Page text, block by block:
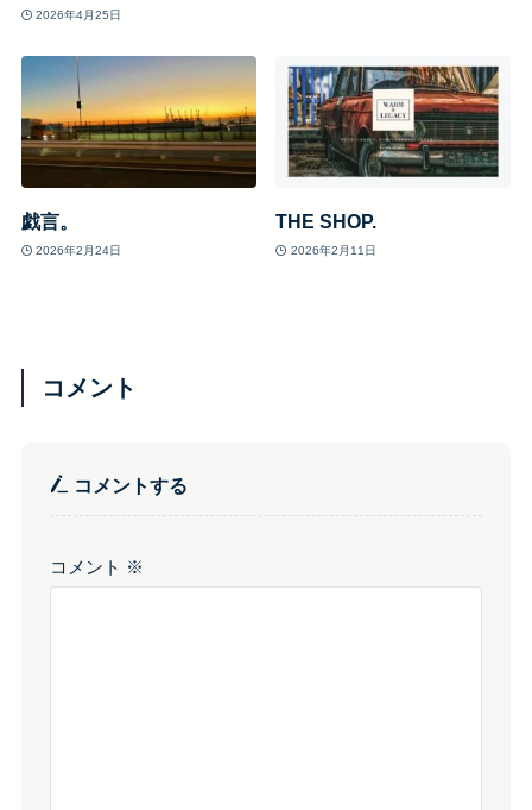
2026年4月25日
戯言。
2026年2月24日
THE SHOP.
2026年2月11日
コメント
コメントする
コメント ※